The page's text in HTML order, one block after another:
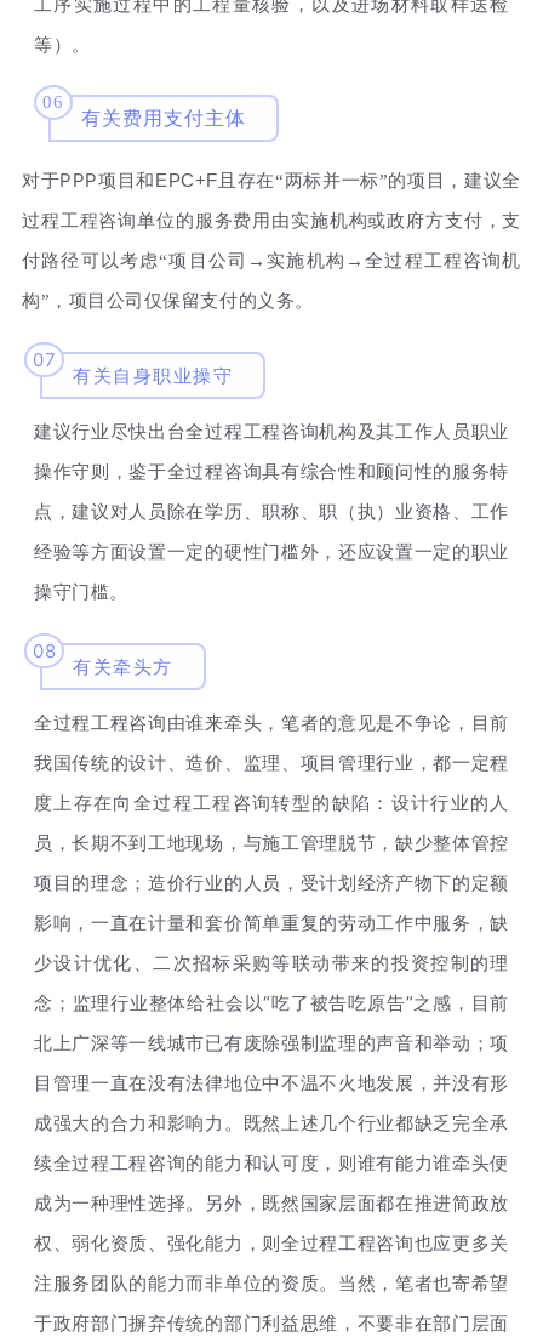
等）。
06
有关费用支付主体
对于PPP项目和EPC+F 且存在“两标并一标”的项目，建议全
过程工程咨询单位的服务费用由实施机构或政府方支付，支
付路径可以考虑“项目公司→实施机构→全过程工程咨询机
构”，项目公司仅保留支付的义务。
07
有关自身职业操守
建议行业尽快出台全过程工程咨询机构及其工作人员职业
操作守则，鉴于全过程咨询具有综合性和顾问性的服务特
点，建议对人员除在学历、职称、职（执）业资格、工作
经验等方面设置一定的硬性门槛外，还应设置一定的职业
操守门槛。
08
有关牵头方
全过程工程咨询由谁来牵头，笔者的意见是不争论，目前
我国传统的设计、造价、监理、项目管理行业，都一定程
度上存在向全过程工程咨询转型的缺陷：设计行业的人
员，长期不到工地现场，与施工管理脱节，缺少整体管控
项目的理念；造价行业的人员，受计划经济产物下的定额
影响，一直在计量和套价简单重复的劳动工作中服务，缺
少设计优化、二次招标采购等联动带来的投资控制的理
念；监理行业整体给社会以“吃了被告吃原告”之感，目前
北上广深等一线城市已有废除强制监理的声音和举动；项
目管理一直在没有法律地位中不温不火地发展，并没有形
成强大的合力和影响力。既然上述几个行业都缺乏完全承
续全过程工程咨询的能力和认可度，则谁有能力谁牵头便
成为一种理性选择。另外，既然国家层面都在推进简政放
权、弱化资质、强化能力，则全过程工程咨询也应更多关
注服务团队的能力而非单位的资质。当然，笔者也寄希望
于政府部门摒弃传统的部门利益思维，不要非在部门层面